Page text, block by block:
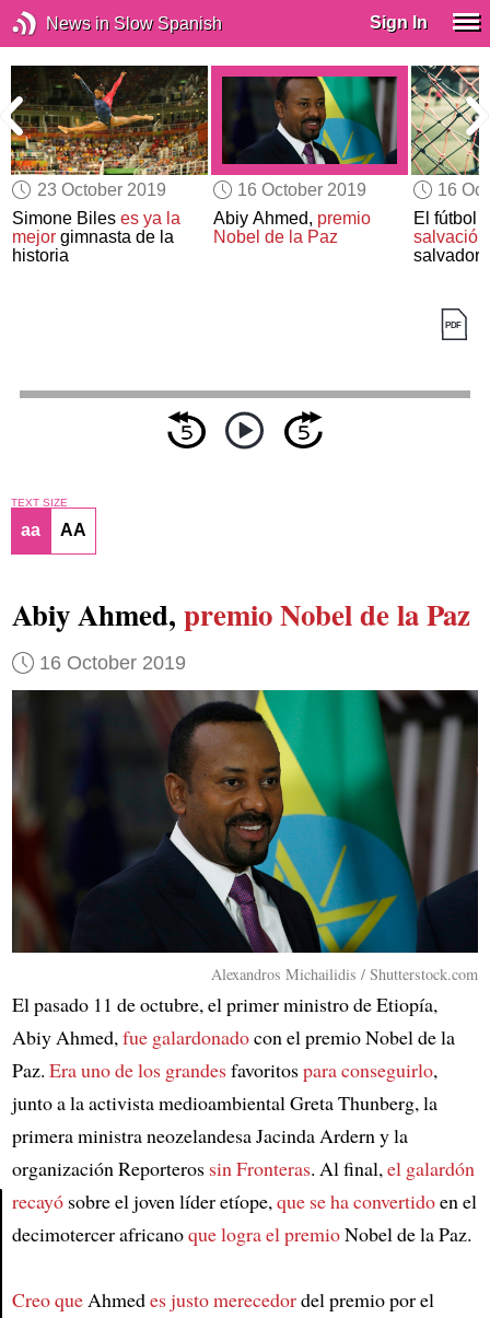
News in Slow Spanish Sign In
23 October 2019
Simone Bileses ya la
mejor gimnasta de la
historia
16 October 2019
Abiy Ahmed, premio
Nobel de la Paz
16
El fútbol
salvación
TEXT SIZE
aa AA
Abiy Ahmed, premio Nobel de la Paz
16 October 2019
Alexandros Michailidis / Shutterstock.com
El pasado 11 de octubre, el primer ministro de Etiopía,
Abiy Ahmed,fue galardonadocon el premio Nobel de la
Paz. Era uno de los grandesfavoritospara conseguirlo,
junto a la activista medioambiental Greta Thunberg, la
primera ministra neozelandesa Jacinda Ardern y la
organización Reporteros sin Fronteras. Al final,el galardón
recayósobre el joven líder etíope,que se ha convertidoen el
decimotercer africanoque logra el premioNobel de la Paz.
Creo queAhmedes justo merecedordel premio por el